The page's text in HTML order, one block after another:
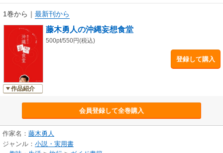
と、ここまで読んだあなたはもう藤木ワールドにハマっているはず？ 写
真・中川真理子。主婦と生活社刊。固定レイアウト版。
1巻から ｜ 最新刊から
作品紹介
藤木勇人の沖縄妄想食堂
500pt/550円(税込)
登録して購入
会員登録して全巻購入
作家名： 藤木勇人
ジャンル： 小説・実用書